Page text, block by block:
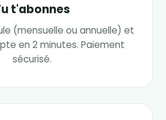
t'abonnes
(mensuelle ou annuelle) et
en 2 minutes. Paiement
sécurisé.